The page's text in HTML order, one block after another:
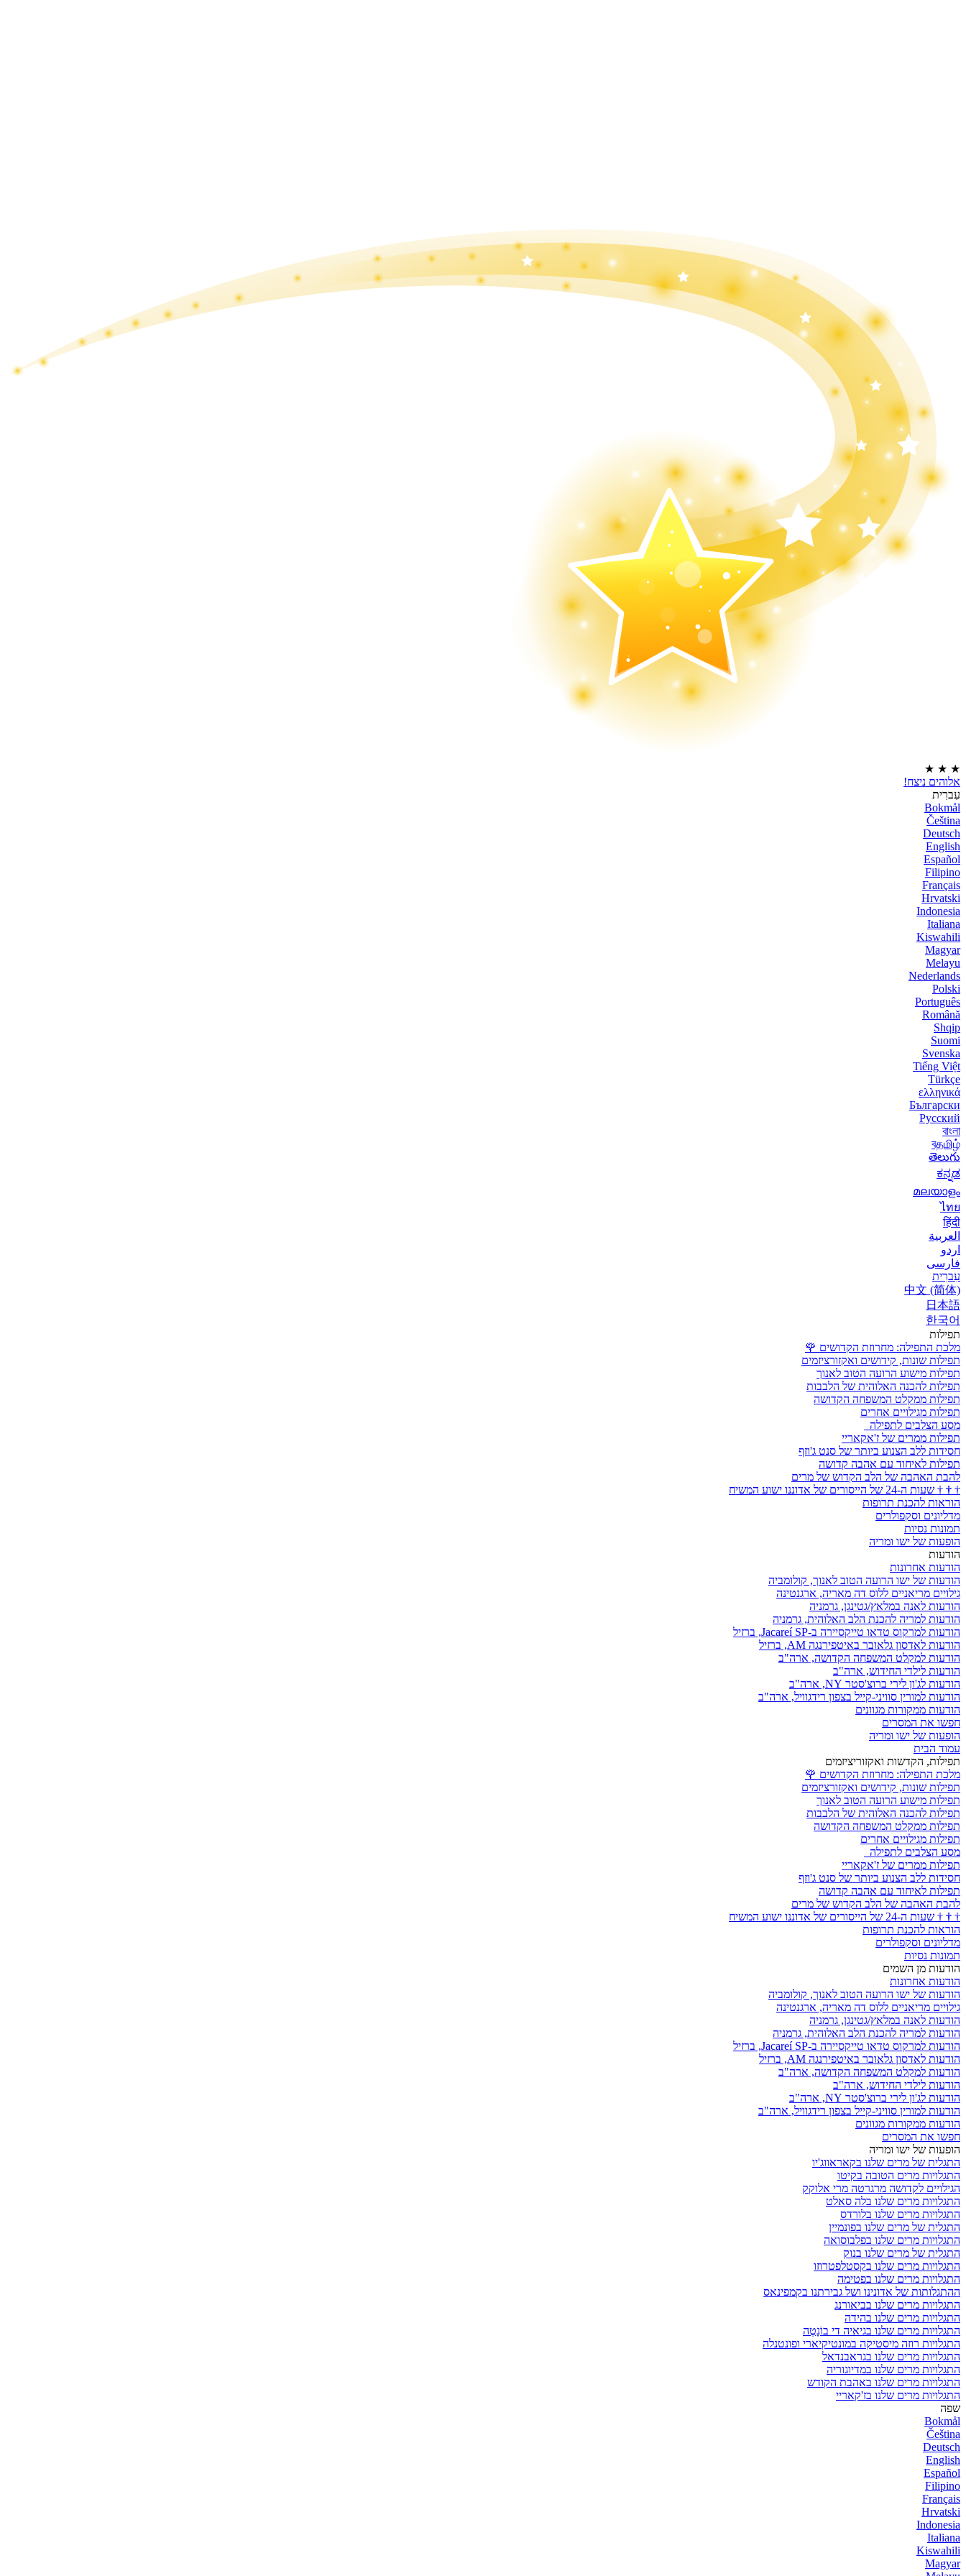
★
★
★
אלוהים ניצח!
עִברִית
Bokmål
Čeština
Deutsch
English
Español
Filipino
Français
Hrvatski
Indonesia
Italiana
Kiswahili
Magyar
Melayu
Nederlands
Polski
Português
Română
Shqip
Suomi
Svenska
Tiếng Việt
Türkçe
ελληνικά
Български
Русский
বাংলা
বதமிழ்
తెలుగు
ಕನ್ನಡ
മലയാളം
ไทย
हिंदी
العربية
اردو
فارسی
עִברִית
中文 (简体)
日本語
한국어
תפילות
מלכת התפילה: מחרוזת הקדושים 🌹
תפילות שונות, קידושים ואקזורציזמים
תפילות מישוע הרועה הטוב לאנוך
תפילות להכנה האלוהית של הלבבות
תפילות ממקלט המשפחה הקדושה
תפילות מגילויים אחרים
מסע הצלבים לתפילה
תפילות ממרים של ז'אקאריי
חסידות ללב הצנוע ביותר של סנט ג'וזף
תפילות לאיחוד עם אהבה קדושה
להבת האהבה של הלב הקדוש של מרים
†
†
† שעות ה-24 של הייסורים של אדוננו ישוע המשיח
הוראות להכנת תרופות
מדליונים וסקפולרים
תמונות נסיות
הופעות של ישו ומריה
הודעות
הודעות אחרונות
הודעות של ישו הרועה הטוב לאנוך, קולומביה
גילויים מריאניים ללוס דה מאריה, ארגנטינה
הודעות לאנה במלאץ/גטינגן, גרמניה
הודעות למריה להכנת הלב האלוהית, גרמניה
הודעות למרקוס טדאו טייקסיירה ב-Jacareí SP, ברזיל
הודעות לאדסון גלאובר באיטפירנגה AM, ברזיל
הודעות למקלט המשפחה הקדושה, ארה"ב
הודעות לילדי החידוש, ארה"ב
הודעות לג'ון לירי ברוצ'סטר NY, ארה"ב
הודעות למורין סוויני-קייל בצפון רידגוויל, ארה"ב
הודעות ממקורות מגוונים
חפשו את המסרים
הופעות של ישו ומריה
עמוד הבית
תפילות, הקדשות ואקזוריציזמים
מלכת התפילה: מחרוזת הקדושים 🌹
תפילות שונות, קידושים ואקזורציזמים
תפילות מישוע הרועה הטוב לאנוך
תפילות להכנה האלוהית של הלבבות
תפילות ממקלט המשפחה הקדושה
תפילות מגילויים אחרים
מסע הצלבים לתפילה
תפילות ממרים של ז'אקאריי
חסידות ללב הצנוע ביותר של סנט ג'וזף
תפילות לאיחוד עם אהבה קדושה
להבת האהבה של הלב הקדוש של מרים
†
†
† שעות ה-24 של הייסורים של אדוננו ישוע המשיח
הוראות להכנת תרופות
מדליונים וסקפולרים
תמונות נסיות
הודעות מן השמים
הודעות אחרונות
הודעות של ישו הרועה הטוב לאנוך, קולומביה
גילויים מריאניים ללוס דה מאריה, ארגנטינה
הודעות לאנה במלאץ/גטינגן, גרמניה
הודעות למריה להכנת הלב האלוהית, גרמניה
הודעות למרקוס טדאו טייקסיירה ב-Jacareí SP, ברזיל
הודעות לאדסון גלאובר באיטפירנגה AM, ברזיל
הודעות למקלט המשפחה הקדושה, ארה"ב
הודעות לילדי החידוש, ארה"ב
הודעות לג'ון לירי ברוצ'סטר NY, ארה"ב
הודעות למורין סוויני-קייל בצפון רידגוויל, ארה"ב
הודעות ממקורות מגוונים
חפשו את המסרים
הופעות של ישו ומריה
התגלית של מרים שלנו בקאראווג'יו
התגלויות מרים הטובה בקיטו
הגילויים לקדושה מרגרטה מרי אלוקק
התגלויות מרים שלנו בלה סאלט
התגלויות מרים שלנו בלורדס
התגלית של מרים שלנו בפונמיין
התגלויות מרים שלנו בפלבוסואה
התגלית של מרים שלנו בנוק
התגלויות מרים שלנו בקסטלפטרוזו
התגלויות מרים שלנו בפטימה
ההתגלותות של אדונינו ושל גבירתנו בקמפינאס
התגלויות מרים שלנו בביאורנג
התגלויות מרים שלנו בהידה
התגלויות מרים שלנו בגיאיה די בוֹנָטֶה
התגלויות רוזה מיסטיקה במונטיקיארי ופונטנלה
התגלויות מרים שלנו בגראבנדאל
התגלויות מרים שלנו במדיוגוריה
התגלויות מרים שלנו באהבת הקודש
התגלויות מרים שלנו בז'קאריי
שפה
Bokmål
Čeština
Deutsch
English
Español
Filipino
Français
Hrvatski
Indonesia
Italiana
Kiswahili
Magyar